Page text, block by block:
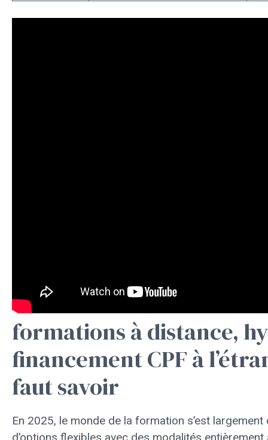
formations à distance,
financement CPF à
faut savoir
En 2025, le monde de la formation s’est